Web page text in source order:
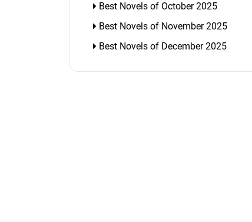
Best Novels of October 2025
Best Novels of November 2025
Best Novels of December 2025